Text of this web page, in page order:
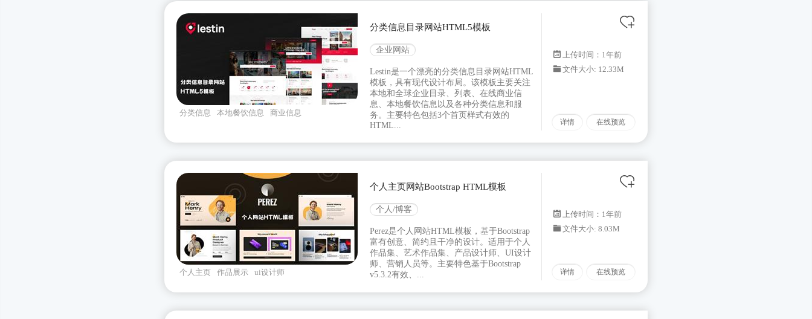
分类信息 本地餐饮信息
商业信息
分类信息目录网站HTML5模板
企业网站
Lestin是一个漂亮的分类信息目录网站HTML
模板，具有现代设计布局。该模板主要关注
本地和全球企业目录、列表、在线商业信
息、本地餐饮信息以及各种分类信息和服
务。主要特色包括3个首页样式有效的
HTML...
上传时间：1年前
文件大小: 12.33M
详情 在线预览
个人主页 作品展示
ui设计师
个人主页网站Bootstrap HTML模板
个人/博客
Perez是个人网站HTML模板，基于Bootstrap
富有创意、简约且干净的设计。适用于个人
作品集、艺术作品集、产品设计师、UI设计
师、营销人员等。主要特色基于Bootstrap
v5.3.2有效、...
上传时间：1年前
文件大小: 8.03M
详情 在线预览